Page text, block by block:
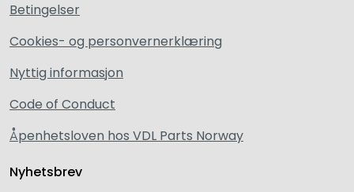
Betingelser
Cookies- og personvernerklæring
Nyttig informasjon
Code of Conduct
Åpenhetsloven hos VDL Parts Norway
Nyhetsbrev